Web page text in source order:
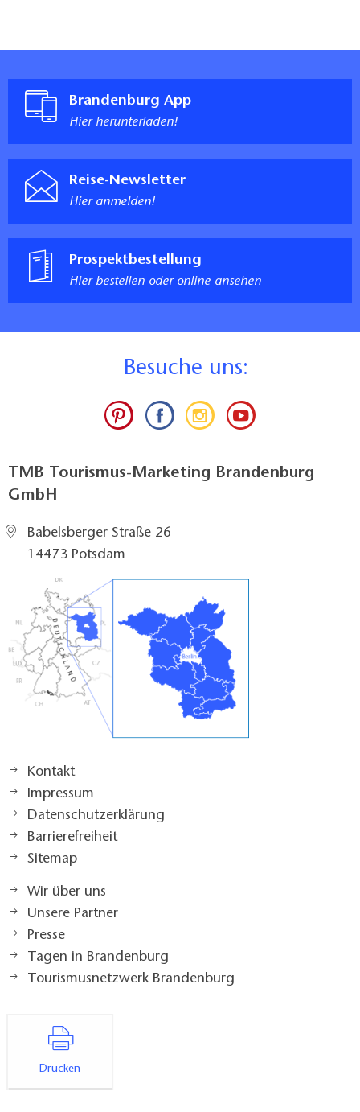
Brandenburg App
Hier herunterladen!
Reise-Newsletter
Hier anmelden!
Prospektbestellung
Hier bestellen oder online ansehen
Besuche uns:
TMB Tourismus-Marketing Brandenburg
GmbH
Babelsberger Straße 26
14473 Potsdam
Kontakt
Impressum
Datenschutzerklärung
Barrierefreiheit
Sitemap
Wir über uns
Unsere Partner
Presse
Tagen in Brandenburg
Tourismusnetzwerk Brandenburg
Drucken